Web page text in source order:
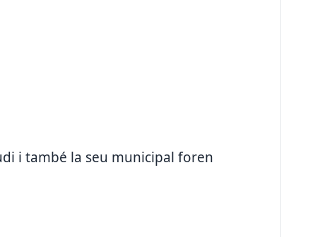
i també la seu municipal foren